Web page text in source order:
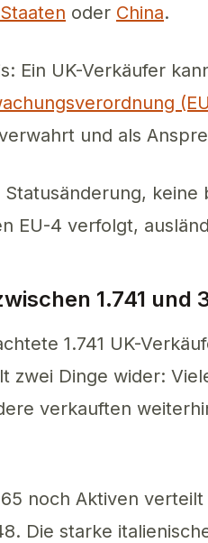
oder China.
Ein UK-Verkäufer
und als
Statusänderung,
EU-4 verfolgt,
1.741 und
1.741 UK-
zwei Dinge wider:
verkauften
noch Aktiven verteilt
Die starke